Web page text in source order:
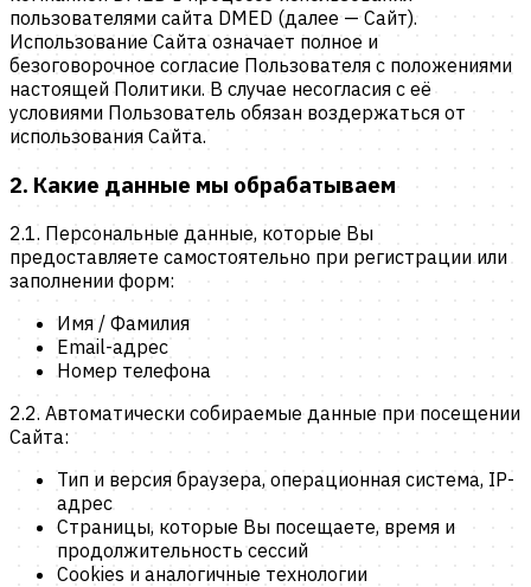
пользователями сайта DMED (далее — Сайт).
Использование Сайта означает полное и
безоговорочное согласие Пользователя с положениями
настоящей Политики. В случае несогласия с её
условиями Пользователь обязан воздержаться от
использования Сайта.
2. Какие данные мы обрабатываем
2.1. Персональные данные, которые Вы
предоставляете самостоятельно при регистрации или
заполнении форм:
Имя / Фамилия
Email-адрес
Номер телефона
2.2. Автоматически собираемые данные при посещении
Сайта:
Тип и версия браузера, операционная система, IP-
адрес
Страницы, которые Вы посещаете, время и
продолжительность сессий
Cookies и аналогичные технологии